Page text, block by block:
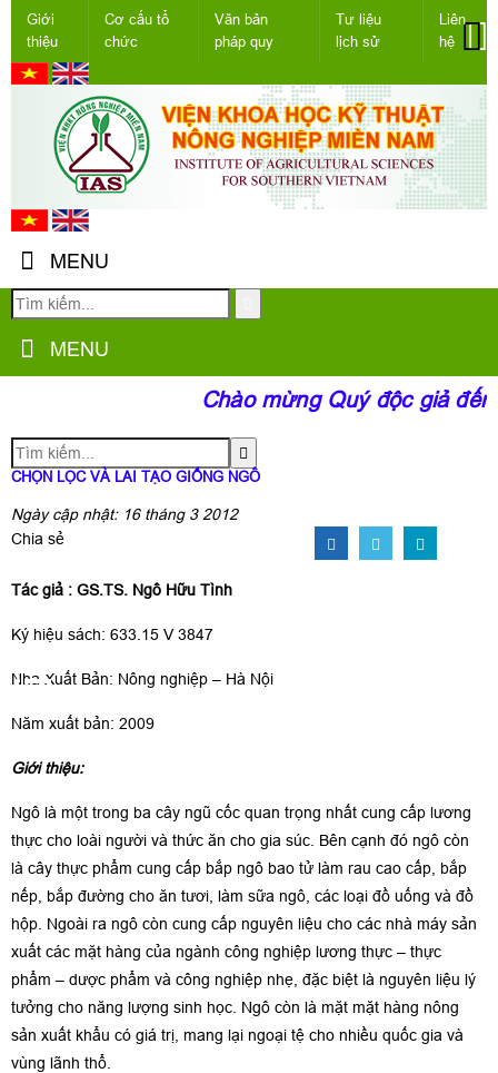
Giới
thiệu
Cơ cấu tổ
chức
Văn bản
pháp quy
Tư liệu
lịch sử
Liên
hệ
MENU
MENU
Chào mừng Quý độc giả
CHỌN LỌC VÀ LAI TẠO GIỐNG NGÔ
Ngày cập nhật: 16 tháng 3 2012
Chia sẻ
Tác giả : GS.TS. Ngô Hữu Tình
Ký hiệu sách: 633.15 V 3847
Nhà Xuất Bản: Nông nghiệp – Hà Nội
Năm xuất bản: 2009
Giới thiệu:
Ngô là một trong ba cây ngũ cốc quan trọng nhất cung cấp lương
thực cho loài người và thức ăn cho gia súc. Bên cạnh đó ngô còn
là cây thực phẩm cung cấp bắp ngô bao tử làm rau cao cấp, bắp
nếp, bắp đường cho ăn tươi, làm sữa ngô, các loại đồ uống và đồ
hộp. Ngoài ra ngô còn cung cấp nguyên liệu cho các nhà máy sản
xuất các mặt hàng của ngành công nghiệp lương thực – thực
phẩm – dược phẩm và công nghiệp nhẹ, đặc biệt là nguyên liệu lý
tưởng cho năng lượng sinh học. Ngô còn là mặt mặt hàng nông
sản xuất khẩu có giá trị, mang lại ngoại tệ cho nhiều quốc gia và
vùng lãnh thổ.